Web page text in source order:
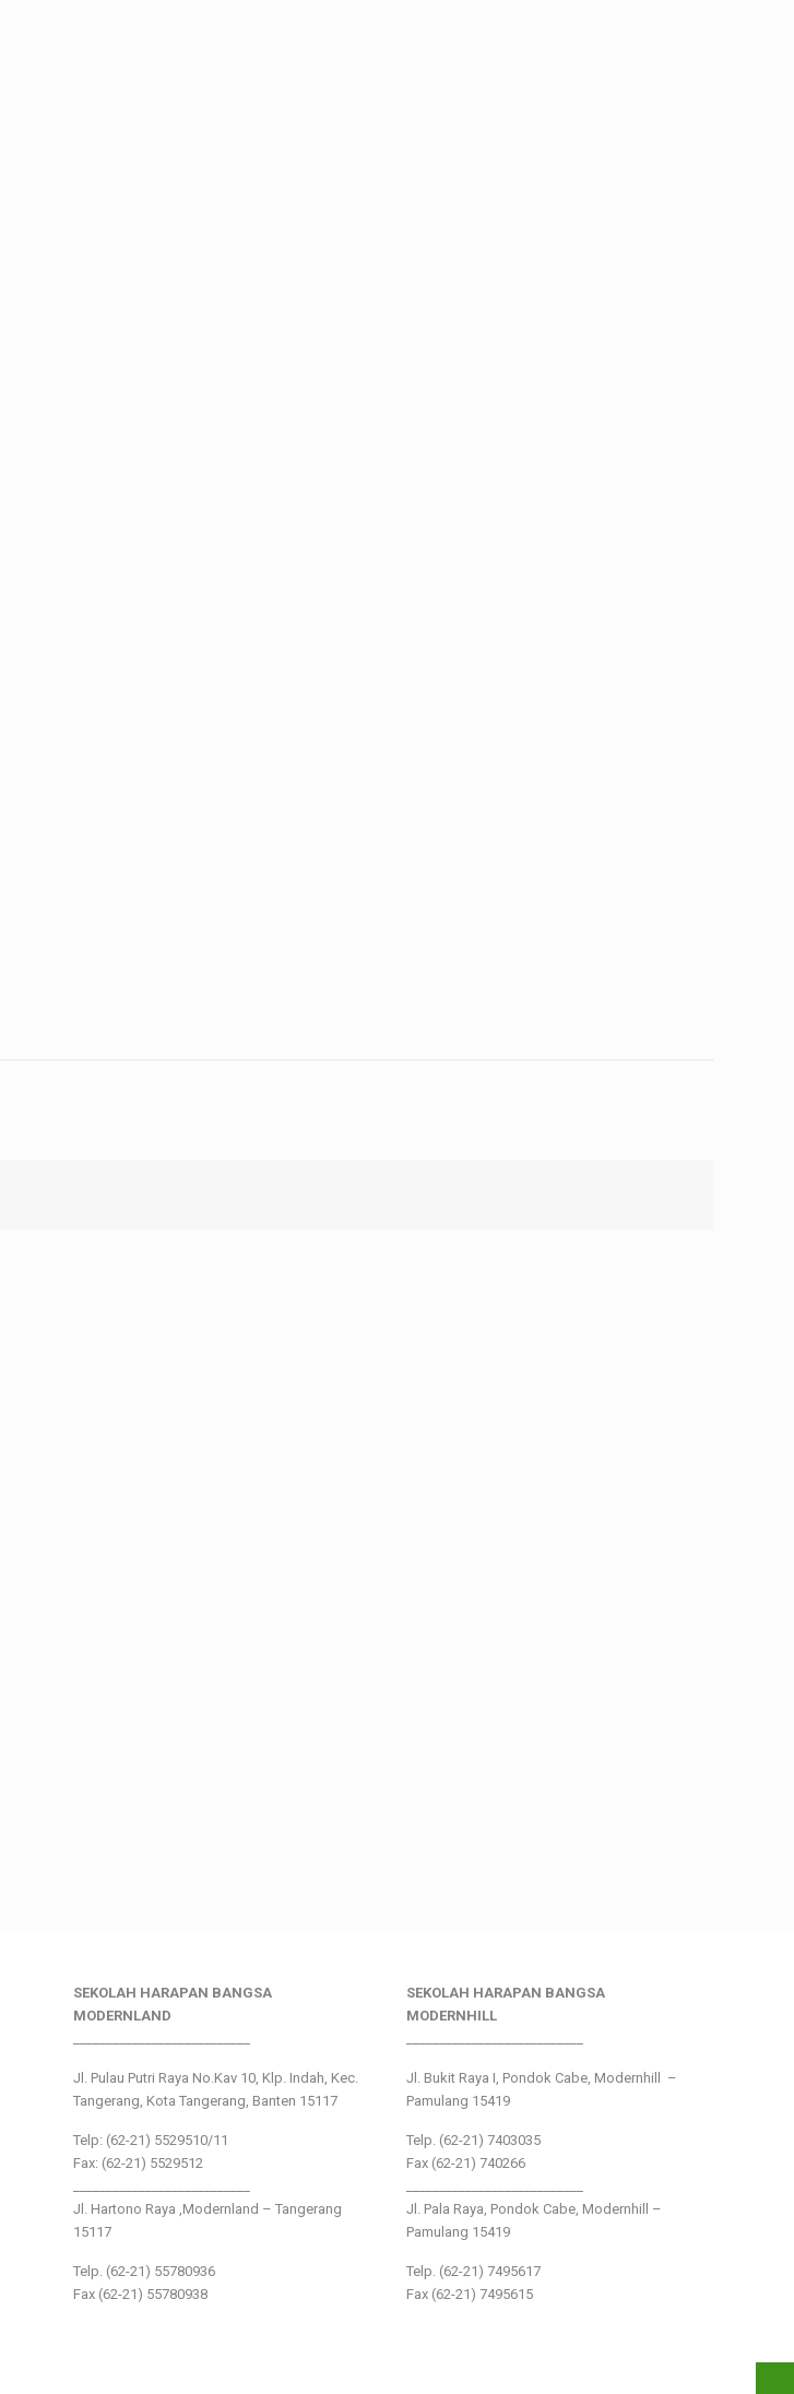
SEKOLAH HARAPAN BANGSA
MODERNLAND
Jl. Pulau Putri Raya No.Kav 10, Klp. Indah, Kec.
Tangerang, Kota Tangerang, Banten 15117
Telp: (62-21) 5529510/11
Fax: (62-21) 5529512
Jl. Hartono Raya ,Modernland – Tangerang
15117
Telp. (62-21) 55780936
Fax (62-21) 55780938
SEKOLAH HARAPAN BANGSA
MODERNHILL
Jl. Bukit Raya I, Pondok Cabe, Modernhill –
Pamulang 15419
Telp. (62-21) 7403035
Fax (62-21) 740266
Jl. Pala Raya, Pondok Cabe, Modernhill –
Pamulang 15419
Telp. (62-21) 7495617
Fax (62-21) 7495615